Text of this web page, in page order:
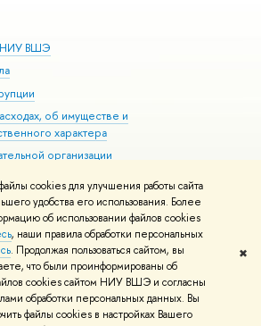
cookies для улучшения работы сайта
удобства его использования. Более
об использовании файлов cookies
, наши правила обработки персональных
. Продолжая пользоваться сайтом, вы
что были проинформированы об
cookies сайтом НИУ ВШЭ и согласны
обработки персональных данных. Вы
файлы cookies в настройках Вашего
✖
НИУ ВШЭ
об имуществе и
характера
организации
возможностями здоровья
Адреса и контакты Условия использования
Карта сайта
Slab разработаны вШколе дизайна НИУ ВШЭ